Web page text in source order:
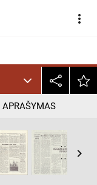
more_vert
APRAŠYMAS
keyboard_arrow_right